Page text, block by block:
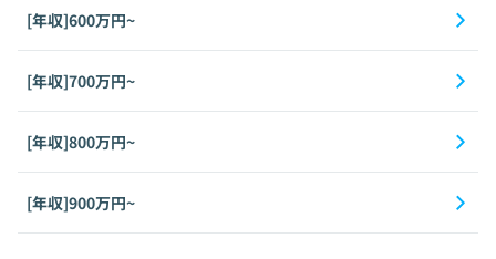
[年収]600万円~
[年収]700万円~
[年収]800万円~
[年収]900万円~